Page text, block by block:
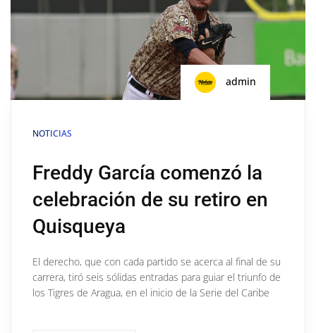
admin
NOTICIAS
Freddy García comenzó la
celebración de su retiro en
Quisqueya
El derecho, que con cada partido se acerca al final de su
carrera, tiró seis sólidas entradas para guiar el triunfo de
los Tigres de Aragua, en el inicio de la Serie del Caribe